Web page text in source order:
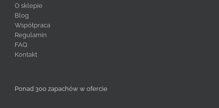
O sklepie
Blog
Współpraca
Regulamin
FAQ
Kontakt
Ponad 300 zapachów w ofercie